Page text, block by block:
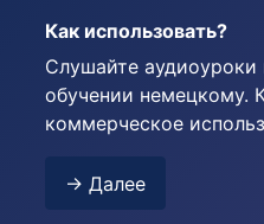
Как использовать?
Слушайте аудиоуроки
обучении немецкому.
коммерческое
→ Далее